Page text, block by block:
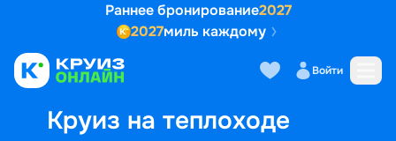
Раннее бронирование2027
2027миль каждому
Войти
Круиз на теплоходе
Выбор кают Маршрут и